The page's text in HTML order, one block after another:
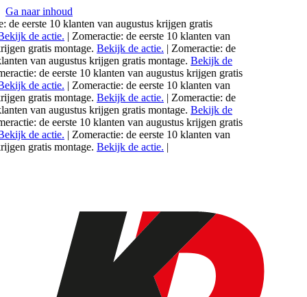
Ga naar inhoud
de eerste 10 klanten vanaugustuskrijgen gratis
de actie. | Zomeractie: de eerste 10 klanten van
gratis montage.Bekijk de actie. | Zomeractie: de
vanaugustuskrijgen gratis montage.Bekijk de
de eerste 10 klanten vanaugustuskrijgen gratis
de actie. | Zomeractie: de eerste 10 klanten van
gratis montage.Bekijk de actie. | Zomeractie: de
vanaugustuskrijgen gratis montage.Bekijk de
de eerste 10 klanten vanaugustuskrijgen gratis
de actie. | Zomeractie: de eerste 10 klanten van
gratis montage.Bekijk de actie. |